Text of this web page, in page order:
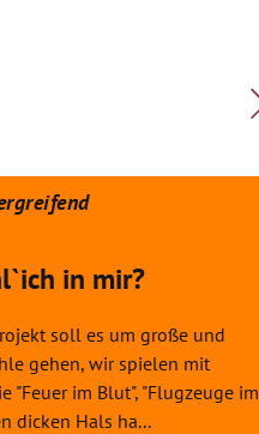
in mir?
soll es um große und
gehen, wir spielen mit
"Feuer im Blut", "Flugzeuge im
dicken Hals ha...